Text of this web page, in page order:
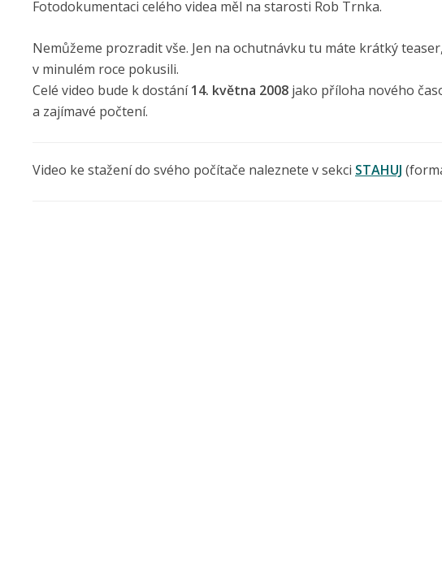
Fotodokumentaci celého videa měl na starosti Rob Trnka.
Nemůžeme prozradit vše. Jen na ochutnávku tu máte krátký
v minulém roce pokusili.
Celé video bude k dostání14. května 2008 jako příloha nového
a zajímavé počtení.
Video ke stažení do svého počítače naleznete v sekci STAHUJ